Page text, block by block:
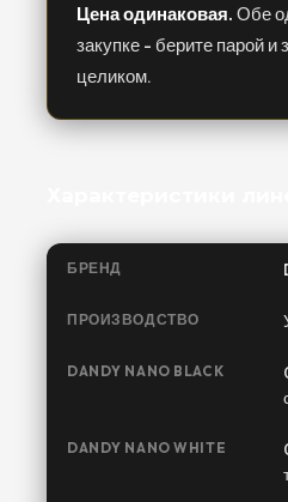
Цена одинаковая. Обе
закупке - берите парой и
целиком.
БРЕНД
ПРОИЗВОДСТВО
DANDY NANO BLACK
DANDY NANO WHITE